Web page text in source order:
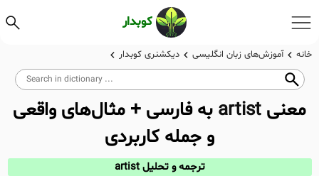
کوبدار
خانه آموزش‌های زبان انگلیسی دیکشنری کوبدار
معنی artist به فارسی + مثال‌های واقعی
و جمله کاربردی
ترجمه و تحلیل artist